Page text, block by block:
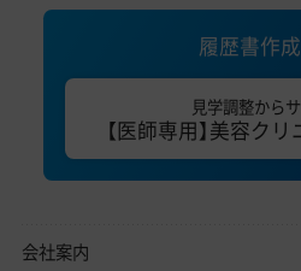
履歴書作
見学調整から
【医師専用】美容ク
会社案内